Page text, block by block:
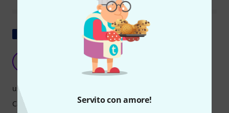
Servito con amore!
Mi piace molto, ma...
Momo Le Drômois 06.07.2026
uso
Caratteristiche